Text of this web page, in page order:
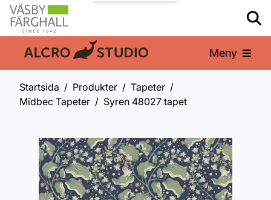
En del av: Meny
Startsida Produkter
Tapeter
Midbec Tapeter
Syren 48027 tapet